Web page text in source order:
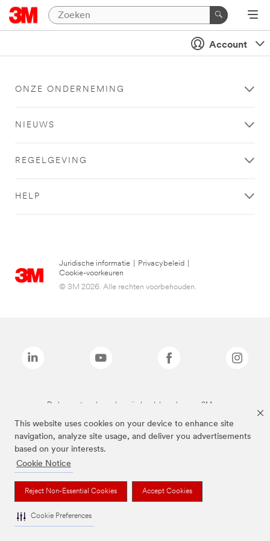
This website uses cookies on your device to enhance site
navigation, analyze site usage, and deliver you advertisements
based on your interests.
Cookie Notice
Reject Non-Essential Cookies Accept Cookies
Cookie Preferences
Account
ONZE ONDERNEMING
NIEUWS
REGELGEVING
HELP
Juridische informatie Privacybeleid
Cookie-voorkeuren
© 3M 2026. Alle rechten voorbehouden.
De bovenstaande merken zijn handelsmerken van 3M.we